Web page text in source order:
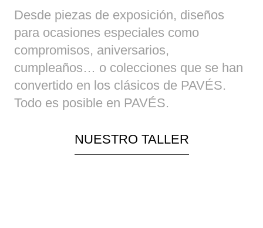
Desde piezas de exposición, diseños
para ocasiones especiales como
compromisos, aniversarios,
cumpleaños… o colecciones que se han
convertido en los clásicos de PAVÉS.
Todo es posible en PAVÉS.
NUESTRO TALLER